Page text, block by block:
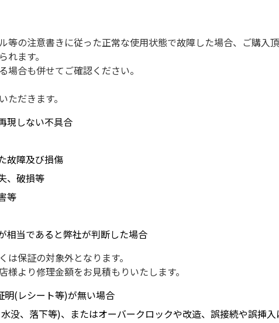
の注意書きに従った正常な使用状態で故障した場合、ご購入
ます。
合も併せてご確認ください。
だきます。
現しない不具合
故障及び損傷
、破損等
等
相当であると弊社が判断した場合
保証の対象外となります。
より修理金額をお見積もりいたします。
(レシート等)が無い場合
没、落下等)、またはオーバークロックや改造、誤接続や誤挿